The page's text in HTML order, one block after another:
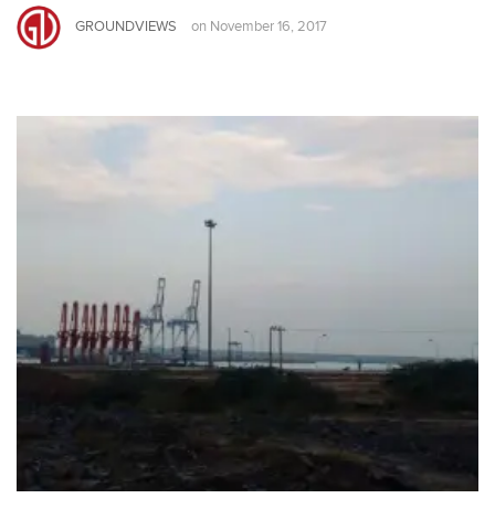
GROUNDVIEWS on November 16, 2017